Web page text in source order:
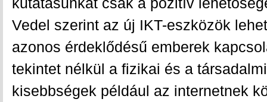
Vedel szerint az új IKT-eszközök
azonos érdeklődésű emberek
tekintet nélkül a fizikai és a
kisebbségek például az internetnek